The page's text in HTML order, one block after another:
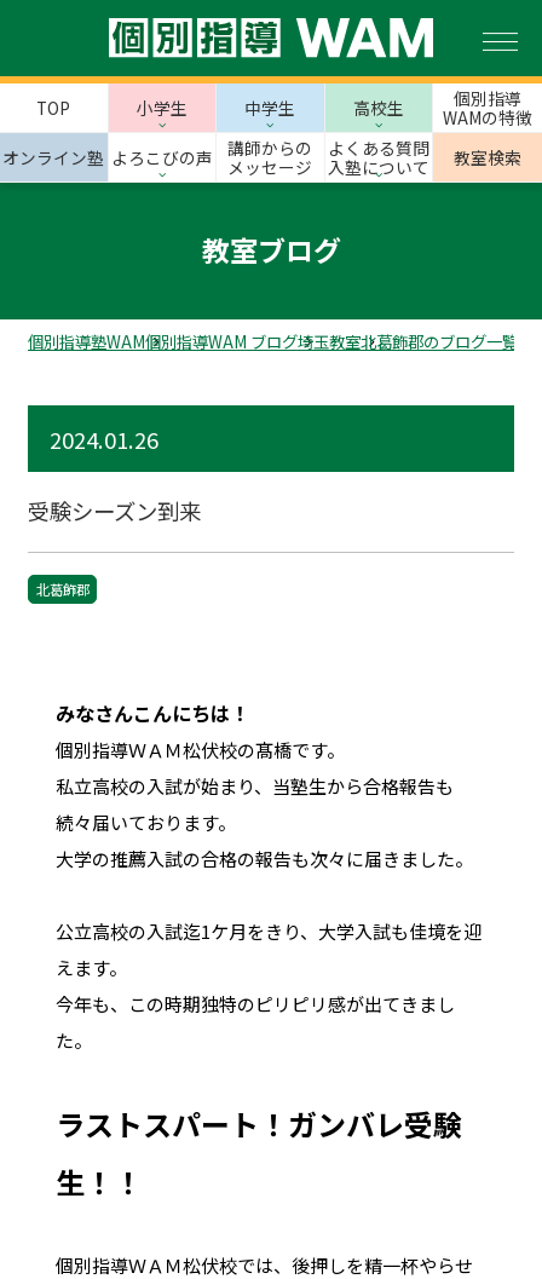
TOP 小学生 中学生 高校生
個別指導
WAMの特徴
オンライン塾 よろこびの声
講師からの
メッセージ
よくある質問
入塾について
教室検索
教室ブログ
個別指導塾WAM個別指導WAM ブログ埼玉教室北葛飾郡のブログ一覧
2024.01.26
受験シーズン到来
北葛飾郡
みなさんこんにちは！
個別指導ＷＡＭ松伏校の髙橋です。
私立高校の入試が始まり、当塾生から合格報告も
続々届いております。
大学の推薦入試の合格の報告も次々に届きました。
公立高校の入試迄1ケ月をきり、大学入試も佳境を迎
えます。
今年も、この時期独特のピリピリ感が出てきまし
た。
ラストスパート！ガンバレ受験
生！！
個別指導ＷＡＭ松伏校では、後押しを精一杯やらせ